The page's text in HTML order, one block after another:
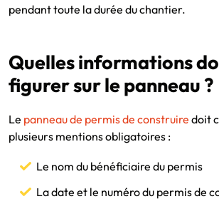
pendant toute la durée du chantier.
Quelles informations
figurer sur le panneau ?
Le panneau de permis de construire doit
plusieurs mentions obligatoires :
Le nom du bénéficiaire du permis
La date et le numéro du permis de